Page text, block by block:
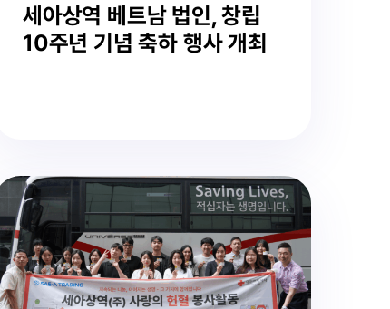
세아상역 베트남 법인, 창립
10주년 기념 축하 행사 개최